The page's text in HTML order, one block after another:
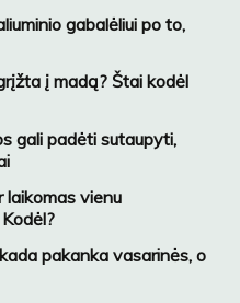
gabalėliui po to,
į madą? Štai kodėl
gali padėti sutaupyti,
laikomas vienu
pakanka vasarinės, o